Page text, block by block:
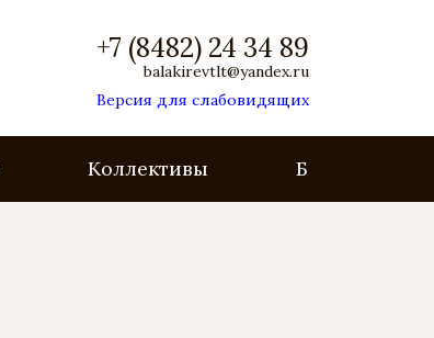
+7 (8482) 24 34 89
balakirevtlt@yandex.ru
Версия для слабовидящих
Коллективы Безопасность